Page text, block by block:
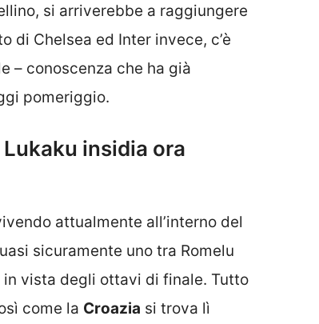
si arriverebbe a raggiungere
di Chelsea ed Inter invece, c’è
– conoscenza che ha già
pomeriggio.
insidia ora
attualmente all’interno del
sicuramente uno tra Romelu
vista degli ottavi di finale. Tutto
come la Croazia si trova lì